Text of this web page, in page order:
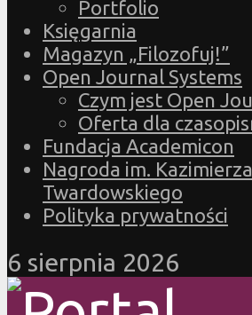
Portfolio
Księgarnia
Magazyn „Filozofuj!”
Open Journal Systems
Czym jest Open
Oferta dla
Fundacja Academicon
Nagroda im. Kazimierza
Twardowskiego
Polityka prywatności
6 sierpnia 2026